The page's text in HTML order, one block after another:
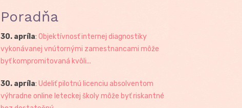
Poradňa
30. apríla: Objektívnosť internej diagnostiky
vykonávanej vnútornými zamestnancami môže
byť kompromitovaná kvôli...
30. apríla: Udeliť pilotnú licenciu absolventom
výhradne online leteckej školy môže byť riskantné